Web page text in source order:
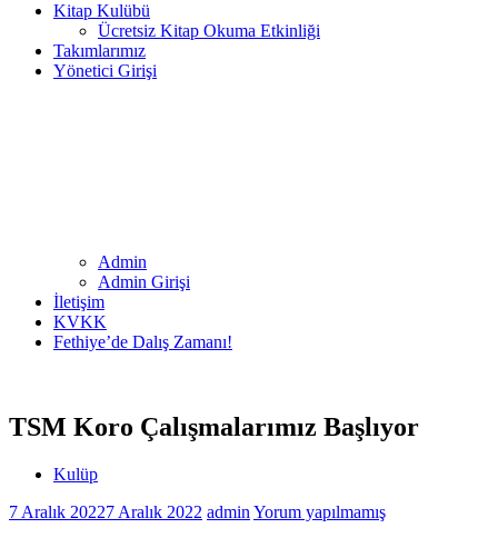
Kitap Kulübü
Ücretsiz Kitap Okuma Etkinliği
Takımlarımız
Yönetici Girişi
Admin
Admin Girişi
İletişim
KVKK
Fethiye’de Dalış Zamanı!
TSM Koro Çalışmalarımız Başlıyor
Kulüp
7 Aralık 20227 Aralık 2022 admin Yorum yapılmamış